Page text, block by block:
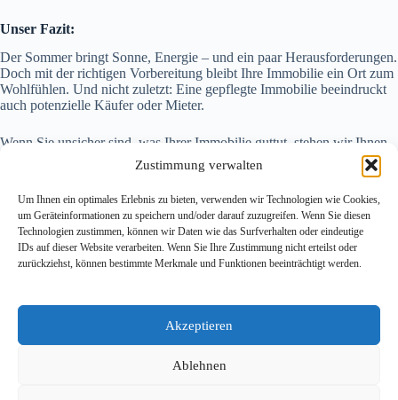
Zustimmung verwalten
Um Ihnen ein optimales Erlebnis zu bieten, verwenden wir Technologien wie Cookies,
um Geräteinformationen zu speichern und/oder darauf zuzugreifen. Wenn Sie diesen
Technologien zustimmen, können wir Daten wie das Surfverhalten oder eindeutige
IDs auf dieser Website verarbeiten. Wenn Sie Ihre Zustimmung nicht erteilst oder
zurückziehst, können bestimmte Merkmale und Funktionen beeinträchtigt werden.
Akzeptieren
Ablehnen
Unser Fazit:
Der Sommer bringt Sonne, Energie – und ein paar Herausforderungen.
Doch mit der richtigen Vorbereitung bleibt Ihre Immobilie ein Ort zum
Wohlfühlen. Und nicht zuletzt: Eine gepflegte Immobilie beeindruckt
auch potenzielle Käufer oder Mieter.
Wenn Sie unsicher sind, was Ihrer Immobilie guttut, stehen wir Ihnen
gern zur Seite – mit Fachwissen, Erfahrung und einem Auge fürs
Denn gute Pflege ist der beste Sonnenschutz für Ihr Zuhause.
VORHERIGER NÄCHSTER